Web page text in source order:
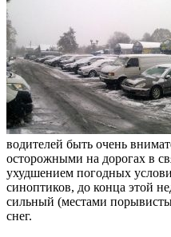
водителей быть очень
осторожными на дорогах в
ухудшением погодных
синоптиков, до конца этой
сильный (местами
снег.